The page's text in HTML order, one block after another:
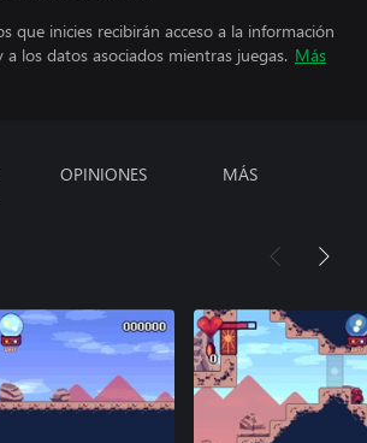
que inicies recibirán acceso a la información
los datos asociados mientras juegas. Más
OPINIONES MÁS